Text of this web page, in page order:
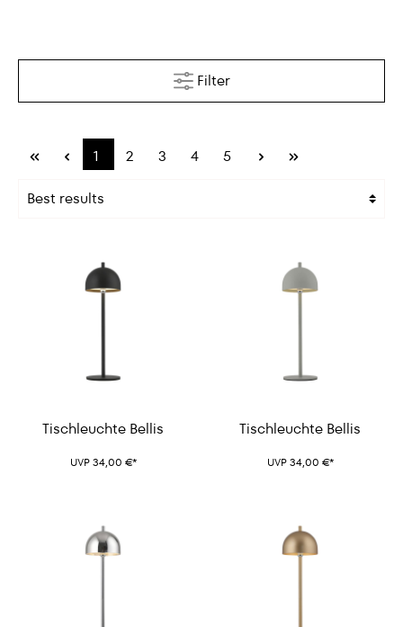
Filter
1 2 3 4 5
Tischleuchte Bellis
UVP 34,00 €*
Tischleuchte Bellis
UVP 34,00 €*